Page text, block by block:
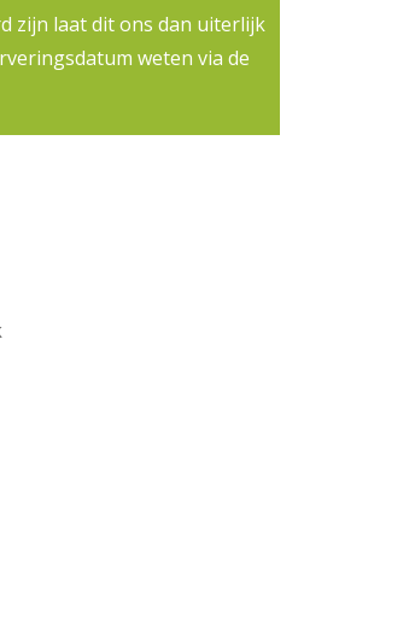
zijn laat dit ons dan uiterlijk
weten via de